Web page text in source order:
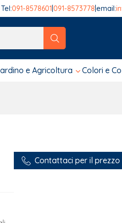
Tel:091-8578601 091-8573778 email:
e Agricoltura Colori e
Contattaci per il prezzo